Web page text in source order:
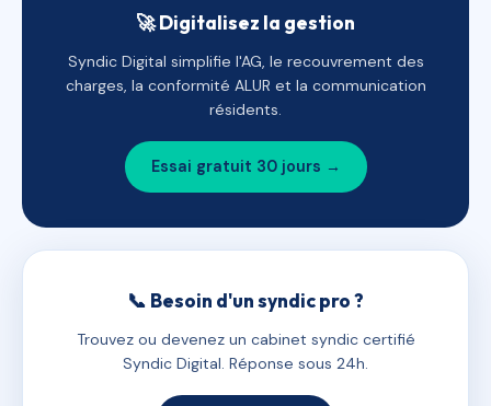
🚀 Digitalisez la gestion
Syndic Digital simplifie l'AG, le recouvrement des
charges, la conformité ALUR et la communication
résidents.
Essai gratuit 30 jours →
📞 Besoin d'un syndic pro ?
Trouvez ou devenez un cabinet syndic certifié
Syndic Digital. Réponse sous 24h.